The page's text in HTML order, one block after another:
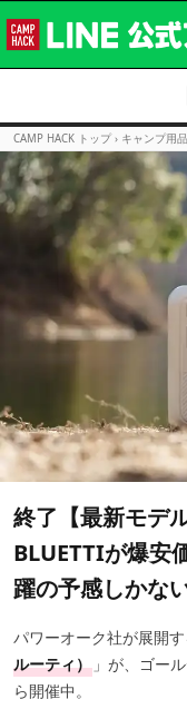
CAMP HACK トップ › キャンプ用
終了【最新モデ
BLUETTIが爆安
躍の予感しかな
パワーオーク社が展開
ルーティ） 」が、ゴー
ら開催中。